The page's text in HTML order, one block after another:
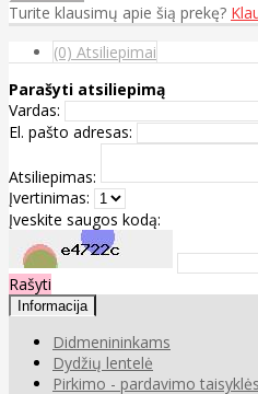
Turite klausimų apie šią prekę?
(0) Atsiliepimai
Parašyti atsiliepimą
Vardas:
El. pašto adresas:
Atsiliepimas:
Įvertinimas:
Įveskite saugos kodą:
Rašyti
Informacija
Didmenininkams
Dydžių lentelė
Pirkimo - pardavimo taisyklės